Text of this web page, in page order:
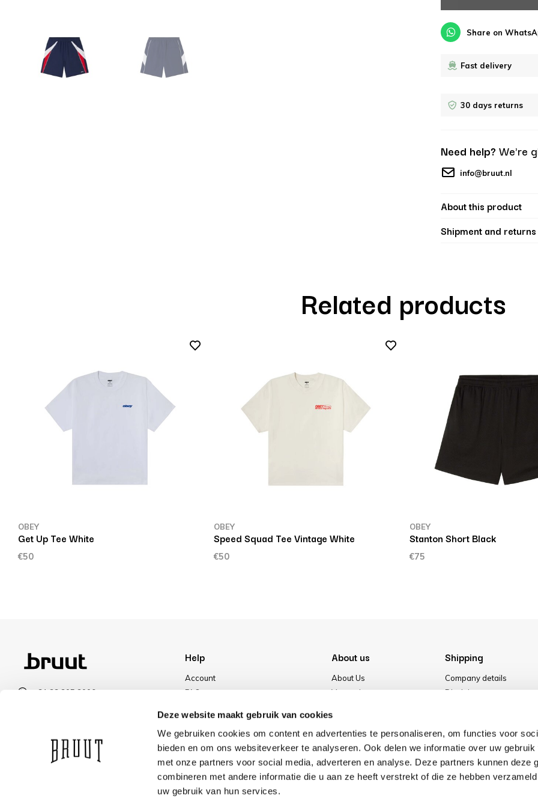
Deze website maakt gebruik van cookies
We gebruiken cookies om content en advertenties te personaliseren, om functies voor
bieden en om ons websiteverkeer te analyseren. Ook delen we informatie over uw
met onze partners voor social media, adverteren en analyse. Deze partners kunnen deze
combineren met andere informatie die u aan ze heeft verstrekt of die ze hebben
uw gebruik van hun services.
Share on
Fast delivery
30 days returns
Need help? We're
info@bruut.nl
About this product
Shipment and returns
Related products
OBEY
Get Up Tee White
€50
OBEY
Speed Squad Tee Vintage White
€50
OBEY
Stanton Short Black
€75
+31 23 205 2006
VIEW OPENING HOURS
Help
Account
FAQ
Payment Methods
Shipping
Discount
About us
About Us
Vacancies
Our store
Shipping
Company details
Disclaimer
Cookies